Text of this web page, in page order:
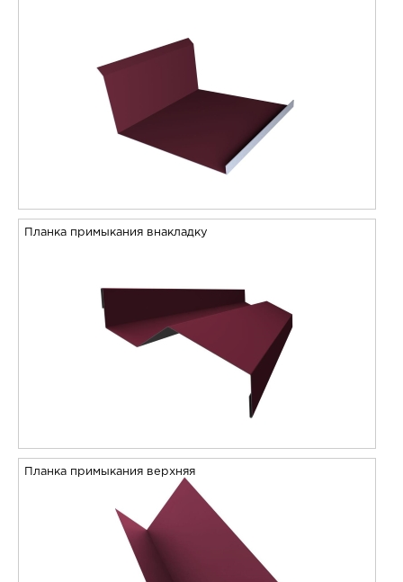
Планка примыкания внакладку
Планка примыкания верхняя